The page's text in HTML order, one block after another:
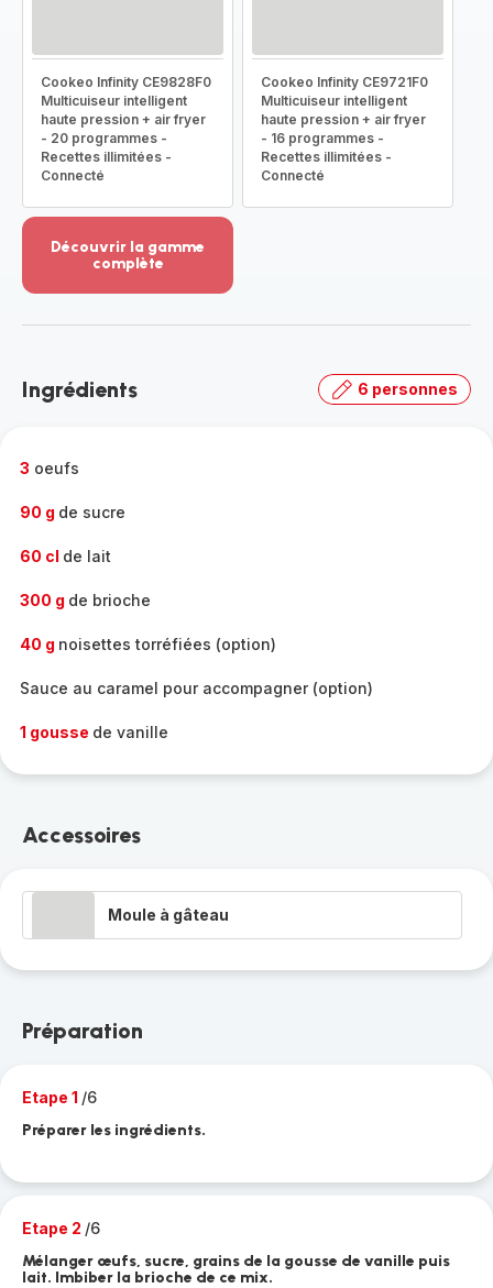
Cookeo Infinity CE9828F0
Multicuiseur intelligent
haute pression + air fryer
- 20 programmes -
Recettes illimitées -
Connecté
Cookeo Infinity CE9721F0
Multicuiseur intelligent
haute pression + air fryer
- 16 programmes -
Recettes illimitées -
Connecté
Découvrir la gamme
complète
-
gamme
Ingrédients 6 personnes
3 oeufs
90 g de sucre
60 cl de lait
300 g de brioche
40 g noisettes torréfiées (option)
Sauce au caramel pour accompagner (option)
1 gousse de vanille
Accessoires
Moule à gâteau
Préparation
Etape 1 /6
Préparer les ingrédients.
Etape 2 /6
Mélanger œufs, sucre, grains de la gousse de vanille puis
lait. Imbiber la brioche de ce mix.